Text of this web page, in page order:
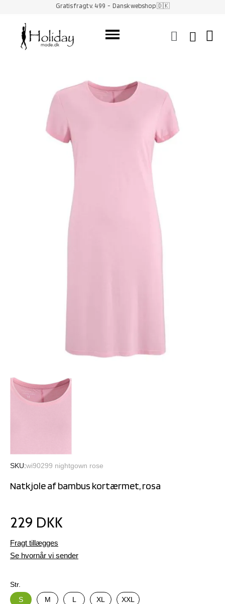
Gratis fragt v. 499 - Dansk webshop 🇩🇰
SKU wi90299 nightgown rose
Natkjole af bambus kortærmet, rosa
229 DKK
Fragt tillægges
Se hvornår vi sender
Str.
S
M L XL XXL